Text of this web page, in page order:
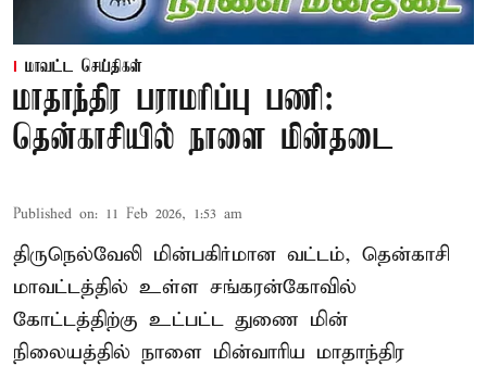
மாவட்ட செய்திகள்
மாதாந்திர பராமரிப்பு பணி:
தென்காசியில் நாளை மின்தடை
Published on: 11 Feb 2026, 1:53 am
திருநெல்வேலி மின்பகிர்மான வட்டம், தென்காசி
மாவட்டத்தில் உள்ள சங்கரன்கோவில்
கோட்டத்திற்கு உட்பட்ட துணை மின்
நிலையத்தில் நாளை மின்வாரிய மாதாந்திர